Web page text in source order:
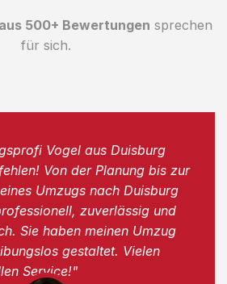
500+ Bewertungen sprechen
für sich.
Vogel aus Duisburg
Von der Planung bis zur
Umzugs nach Duisburg
zuverlässig und
Sie haben meinen Umzug
gestaltet. Vielen
Service!"